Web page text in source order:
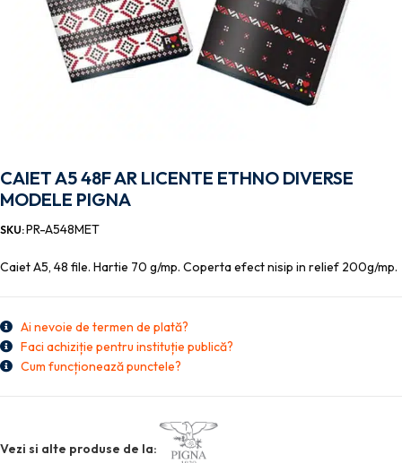
CAIET A5 48F AR LICENTE ETHNO DIVERSE
MODELE PIGNA
SKU:PR-A548MET
Caiet A5, 48 file. Hartie 70 g/mp. Coperta efect nisip in relief 200g/mp.
Ai nevoie de termen de plată?
Faci achiziție pentru instituție publică?
Cum funcționează punctele?
Vezi si alte produse de la: